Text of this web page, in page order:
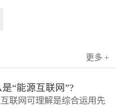
更多 +
“能源互联网”?
联网可理解是综合运用先